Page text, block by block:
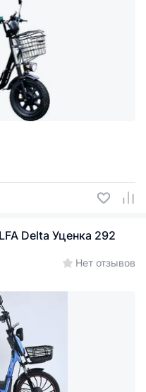
Delta Уценка 292
Нет отзывов